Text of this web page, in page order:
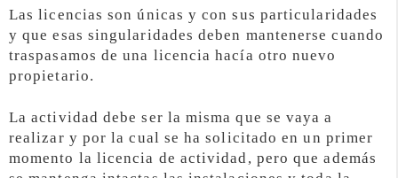
Las licencias son únicas y con sus particularidades
y que esas singularidades deben mantenerse cuando
traspasamos de una licencia hacía otro nuevo
propietario.
La actividad debe ser la misma que se vaya a
realizar y por la cual se ha solicitado en un primer
momento la licencia de actividad, pero que además